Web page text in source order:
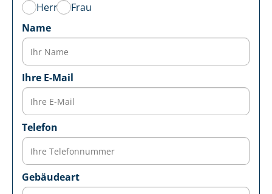
Herr
Frau
Name
Ihre E-Mail
Telefon
Gebäudeart